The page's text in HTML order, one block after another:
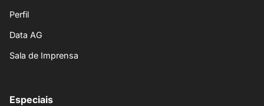
Perfil
Data AG
Sala de Imprensa
Especiais